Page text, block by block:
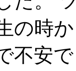
の時
不安